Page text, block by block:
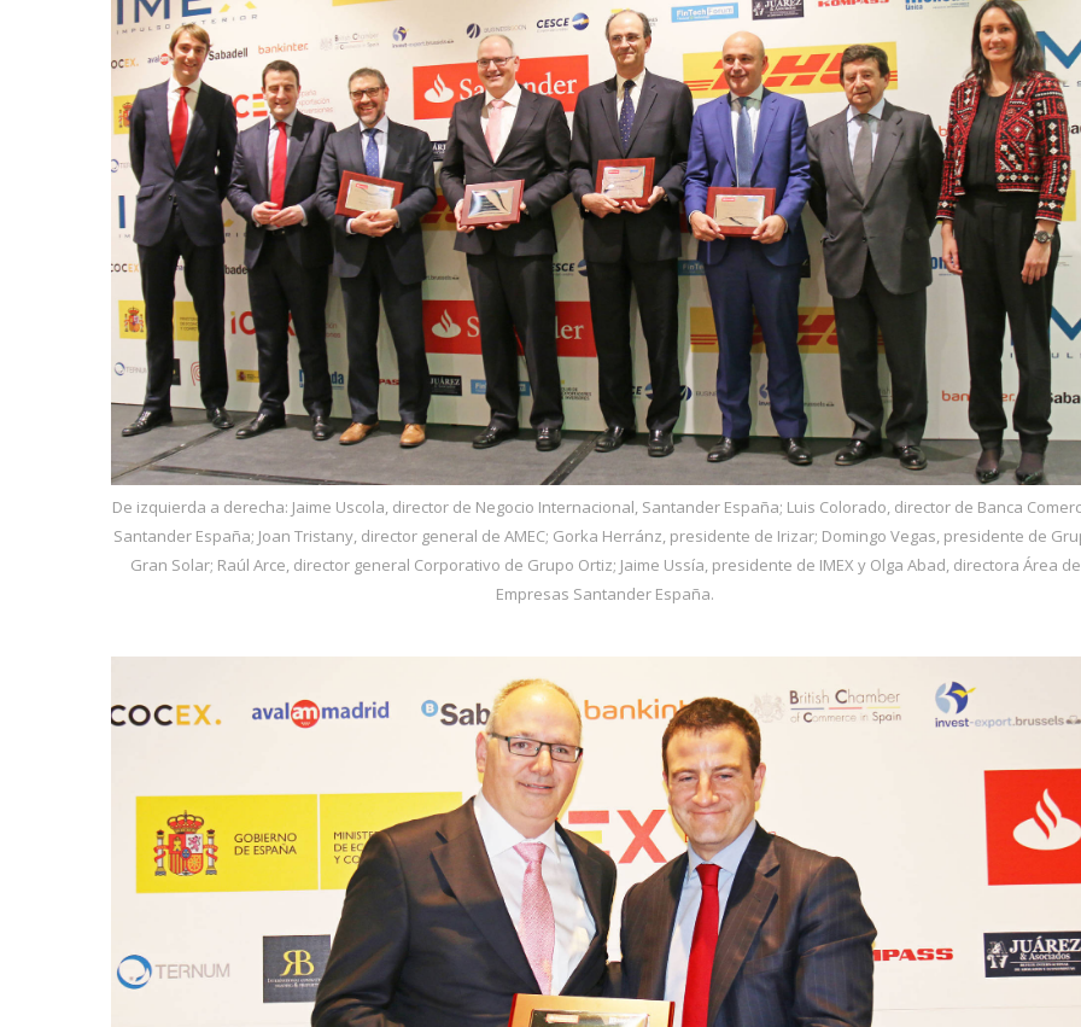
De izquierda a derecha: Jaime Uscola, director de Negocio Internacional, Santander España; Luis Colorado, director de Banca
Santander España; Joan Tristany, director general de AMEC; Gorka Herránz, presidente de Irizar; Domingo Vegas, presidente de
Gran Solar; Raúl Arce, director general Corporativo de Grupo Ortiz; Jaime Ussía, presidente de IMEX y Olga Abad, directora Área de
Empresas Santander España.